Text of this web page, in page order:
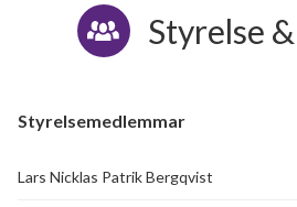
Styrelse
Styrelsemedlemmar
Lars Nicklas Patrik Bergqvist